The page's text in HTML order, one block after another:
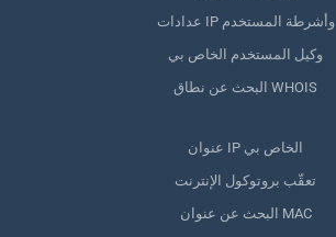
عدادات IP وأشرطة المستخدم
وكيل المستخدم الخاص بي
البحث عن نطاق WHOIS
عنوان IP الخاص بي
تعقّب بروتوكول الإنترنت
البحث عن عنوان MAC